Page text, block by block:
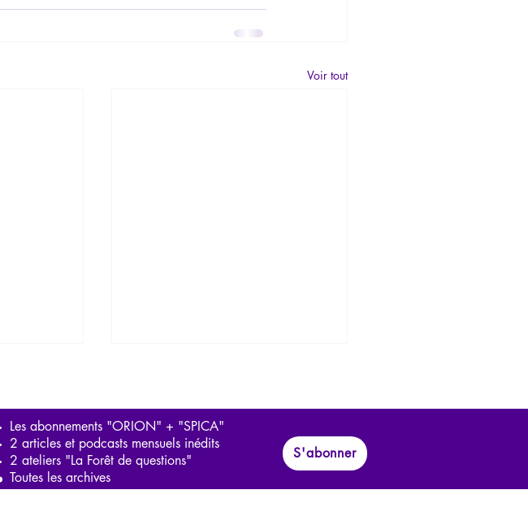
Voir tout
Les abonnements "ORION" + "SPICA"
2 articles et podcasts mensuels inédits
2 ateliers "La Forêt de questions"
Toutes les archives
S'abonner